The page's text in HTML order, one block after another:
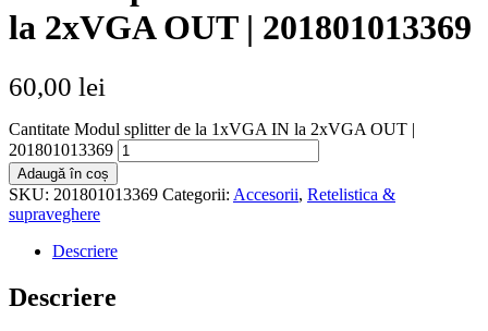
la 2xVGA OUT | 201801013369
60,00 lei
Cantitate Modul splitter de la 1xVGA IN la 2xVGA OUT |
201801013369
Adaugă în coș
SKU: 201801013369 Categorii: Accesorii, Retelistica &
supraveghere
Descriere
Descriere